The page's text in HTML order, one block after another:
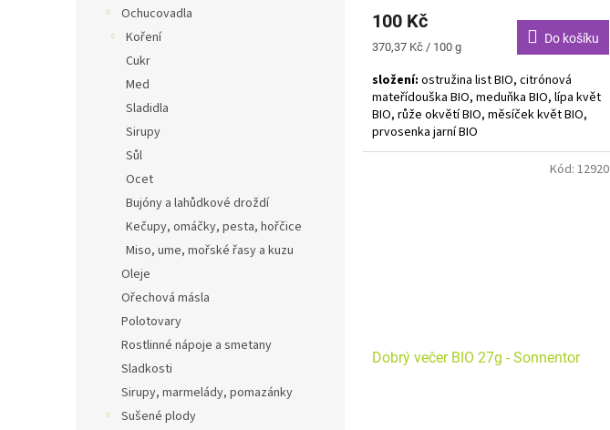
Ochucovadla
Koření
Cukr
Med
Sladidla
Sirupy
Sůl
Ocet
Bujóny a lahůdkové droždí
Kečupy, omáčky, pesta, hořčice
Miso, ume, mořské řasy a kuzu
Oleje
Ořechová másla
Polotovary
Rostlinné nápoje a smetany
Sladkosti
Sirupy, marmelády, pomazánky
Sušené plody
100 Kč
Měrná
370,37 Kč / 100 g
Do košíku
složení: ostružina list BIO, citrónová
mateřídouška BIO, meduňka BIO, lípa květ
BIO, růže okvětí BIO, měsíček květ BIO,
prvosenka jarní BIO
Bylinný čaj BIO. Alergeny neuvedeny.
Dobrý večer BIO 27g - Sonnentor
Kód: 12920